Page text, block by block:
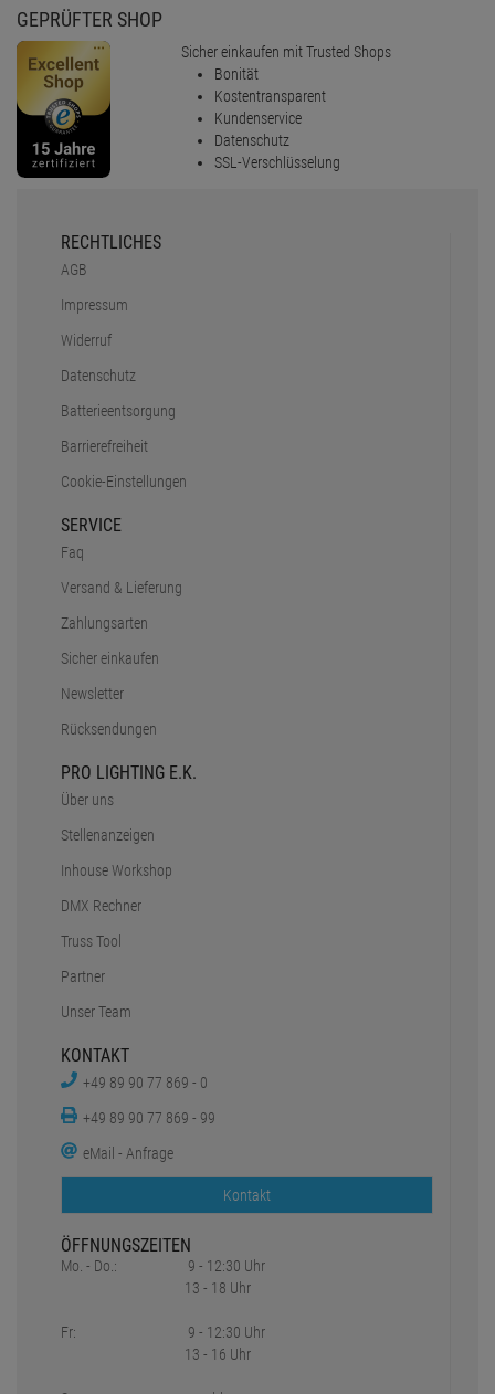
GEPRÜFTER SHOP
Sicher einkaufen mit Trusted Shops
Bonität
Kostentransparent
Kundenservice
Datenschutz
SSL-Verschlüsselung
RECHTLICHES
AGB
Impressum
Widerruf
Datenschutz
Batterieentsorgung
Barrierefreiheit
Cookie-Einstellungen
SERVICE
Faq
Versand & Lieferung
Zahlungsarten
Sicher einkaufen
Newsletter
Rücksendungen
PRO LIGHTING E.K.
Über uns
Stellenanzeigen
Inhouse Workshop
DMX Rechner
Truss Tool
Partner
Unser Team
KONTAKT
+49 89 90 77 869 - 0
+49 89 90 77 869 - 99
eMail - Anfrage
Kontakt
ÖFFNUNGSZEITEN
Mo. - Do.:
Fr:
9 - 12:30 Uhr
13 - 18 Uhr
9 - 12:30 Uhr
13 - 16 Uhr